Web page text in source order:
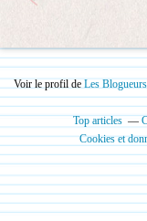
Voir le profil de Les
Top articles
Cookies et